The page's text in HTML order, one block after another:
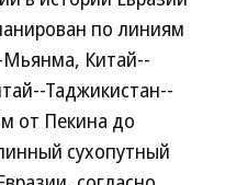
по линиям
Китай--
Таджикистан--
от Пекина до
сухопутный